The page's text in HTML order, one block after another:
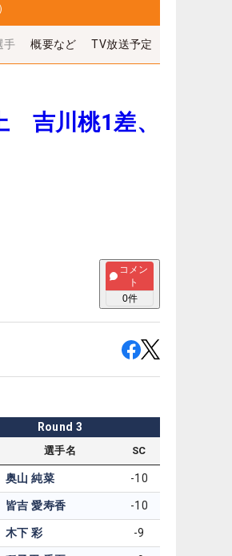
手 概要など TV放送予定
吉川桃1差、
コメン
ト
0件
Round 3
選手名 SC
奥山 純菜 -10
皆吉 愛寿香 -10
木下 彩 -9